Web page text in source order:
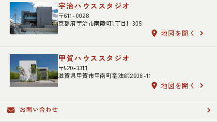
宇治ハウススタジオ
〒611-0028
京都府宇治市南陵町1丁目1-305
地図を開く
甲賀ハウススタジオ
〒520-3311
滋賀県甲賀市甲南町竜法師2608-11
地図を開く
お問い合わせ